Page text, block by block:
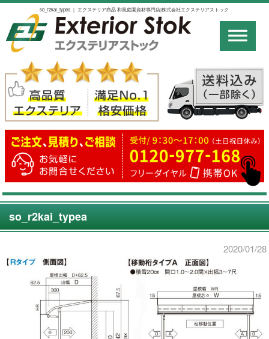
so_r2kai_typea ｜ エクステリア商品 和風庭園資材専門店|株式会社エクステリアストック
so_r2kai_typea
2020/01/28